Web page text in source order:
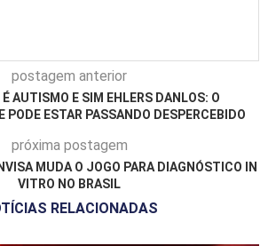
postagem anterior
AUTISMO E SIM EHLERS DANLOS: O
PODE ESTAR PASSANDO DESPERCEBIDO
próxima postagem
MUDA O JOGO PARA DIAGNÓSTICO IN
VITRO NO BRASIL
RELACIONADAS